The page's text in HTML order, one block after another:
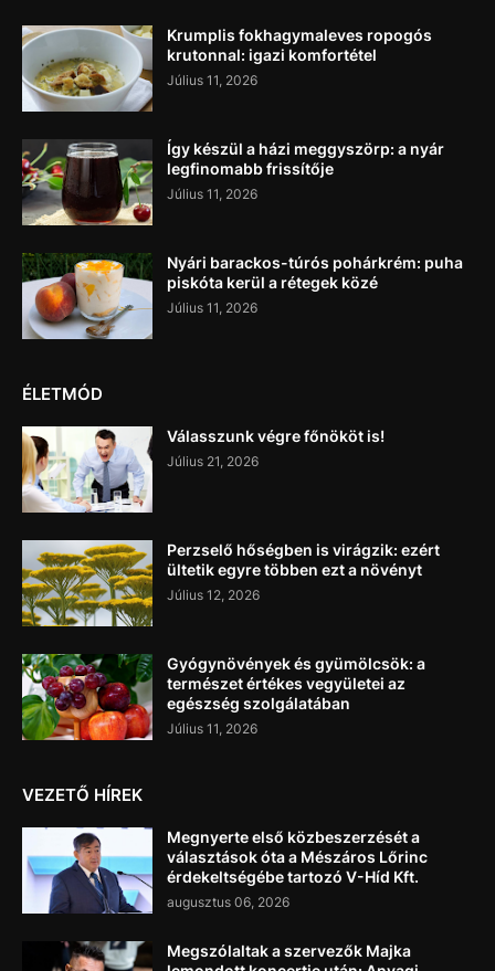
Krumplis fokhagymaleves ropogós
krutonnal: igazi komfortétel
Július 11, 2026
Így készül a házi meggyszörp: a nyár
legfinomabb frissítője
Július 11, 2026
Nyári barackos-túrós pohárkrém: puha
piskóta kerül a rétegek közé
Július 11, 2026
ÉLETMÓD
Válasszunk végre főnököt is!
Július 21, 2026
Perzselő hőségben is virágzik: ezért
ültetik egyre többen ezt a növényt
Július 12, 2026
Gyógynövények és gyümölcsök: a
természet értékes vegyületei az
egészség szolgálatában
Július 11, 2026
VEZETŐ HÍREK
Megnyerte első közbeszerzését a
választások óta a Mészáros Lőrinc
érdekeltségébe tartozó V-Híd Kft.
augusztus 06, 2026
Megszólaltak a szervezők Majka